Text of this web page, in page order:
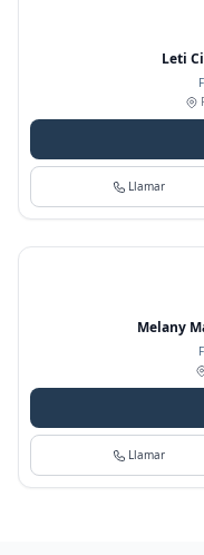
Leti
Llamar
Melany
Llamar